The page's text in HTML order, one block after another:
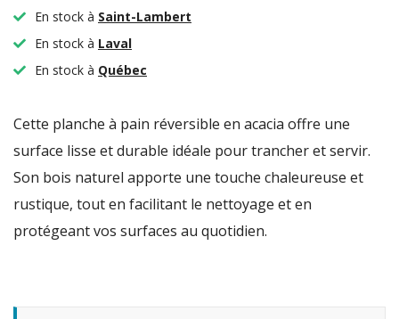
En stock à Saint-Lambert
En stock à Laval
En stock à Québec
Cette planche à pain réversible en acacia offre une
surface lisse et durable idéale pour trancher et servir.
Son bois naturel apporte une touche chaleureuse et
rustique, tout en facilitant le nettoyage et en
protégeant vos surfaces au quotidien.